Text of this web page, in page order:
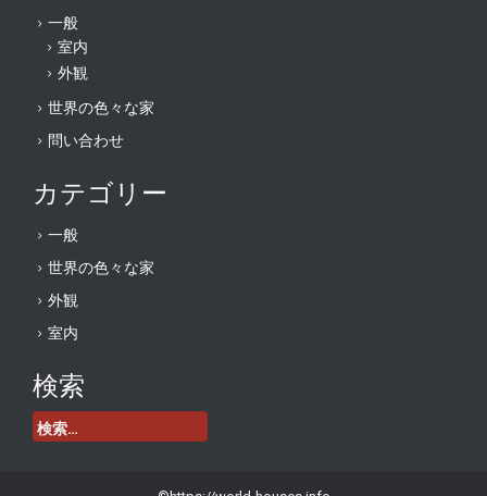
一般
室内
外観
世界の色々な家
問い合わせ
カテゴリー
一般
世界の色々な家
外観
室内
検索
検
索: